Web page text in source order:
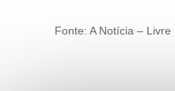
Fonte: A Notícia –